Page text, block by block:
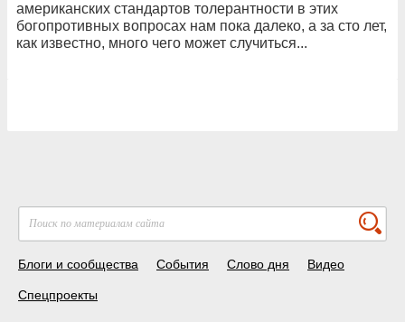
американских стандартов толерантности в этих
богопротивных вопросах нам пока далеко, а за сто лет,
как известно, много чего может случиться...
Блоги и сообщества События Слово дня Видео
Спецпроекты